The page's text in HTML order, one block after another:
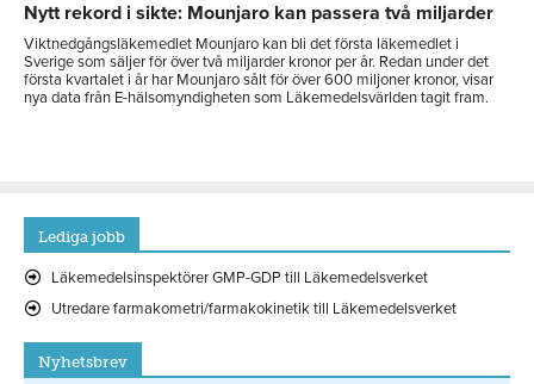
Nytt rekord i sikte: Mounjaro kan passera två miljarder
Viktnedgångsläkemedlet Mounjaro kan bli det första läkemedlet i
Sverige som säljer för över två miljarder kronor per år. Redan under det
första kvartalet i år har Mounjaro sålt för över 600 miljoner kronor, visar
nya data från E-hälsomyndigheten som Läkemedelsvärlden tagit fram.
Lediga jobb
Läkemedelsinspektörer GMP-GDP till Läkemedelsverket
Utredare farmakometri/farmakokinetik till Läkemedelsverket
Nyhetsbrev